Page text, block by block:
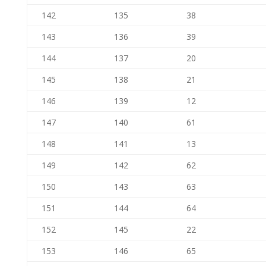
142
135
38
143
136
39
144
137
20
145
138
21
146
139
12
147
140
61
148
141
13
149
142
62
150
143
63
151
144
64
152
145
22
153
146
65